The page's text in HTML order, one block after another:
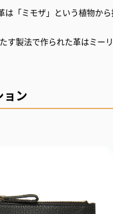
「ミモザ」という植物か
す製法で作られた革はミー
ョン